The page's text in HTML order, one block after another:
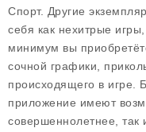
Спорт. Другие
себя как нехитрые
минимум вы
сочной графики,
происходящего в игре.
приложение имеют
совершеннолетнее, так